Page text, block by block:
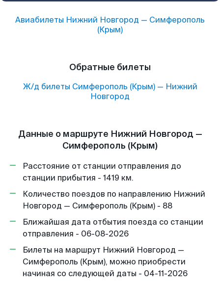
Авиабилеты Нижний Новгород — Симферополь
(Крым)
Обратные билеты
Ж/д билеты Симферополь (Крым)— Нижний
Новгород
Данные о маршруте Нижний Новгород —
Симферополь (Крым)
Расстояние от станции отправления до
станции прибытия - 1419 км.
Количество поездов по направлению Нижний
Новгород — Симферополь (Крым) - 88
Ближайшая дата отбытия поезда со станции
отправления - 06-08-2026
Билеты на маршрут Нижний Новгород —
Симферополь (Крым), можно приобрести
начиная со следующей даты - 04-11-2026